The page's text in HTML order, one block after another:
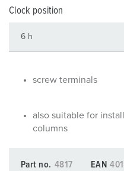
Clock position
screw terminals
also suitable for
columns
Part no. 4817 EAN